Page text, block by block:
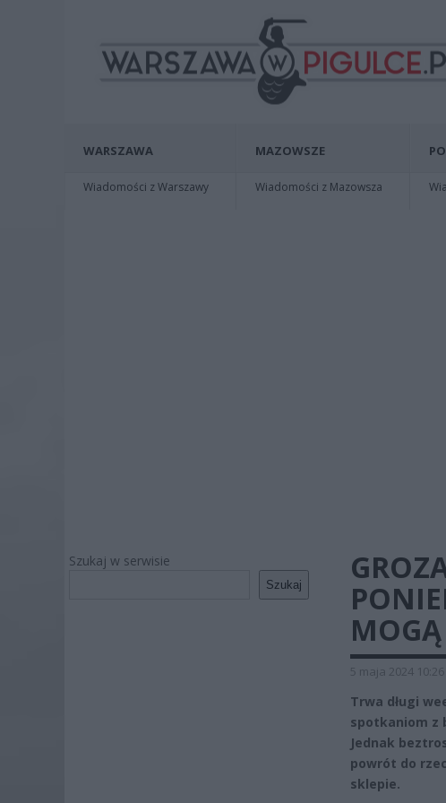
WARSZAWA
Wiadomości z Warszawy
MAZOWSZE
Wiadomości z Mazowsza
Szukaj w serwisie
Szukaj
5 maja 2024 10:26
Trwa długi
spotkaniom z
Jednak
powrót do
sklepie.